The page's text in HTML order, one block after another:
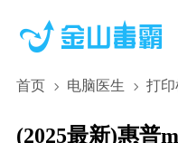
首页 电脑医生 打印
(2025最新)惠普